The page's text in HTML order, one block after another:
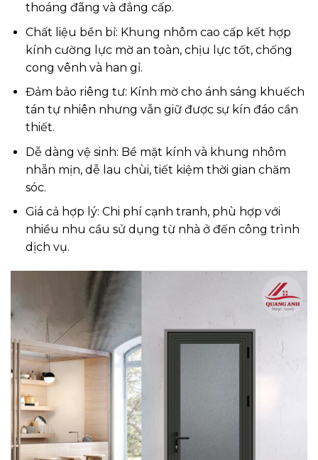
thoáng đãng và đẳng cấp.
Chất liệu bền bỉ: Khung nhôm cao cấp kết hợp
kính cường lực mờ an toàn, chịu lực tốt, chống
cong vênh và han gỉ.
Đảm bảo riêng tư: Kính mờ cho ánh sáng khuếch
tán tự nhiên nhưng vẫn giữ được sự kín đáo cần
thiết.
Dễ dàng vệ sinh: Bề mặt kính và khung nhôm
nhẵn mịn, dễ lau chùi, tiết kiệm thời gian chăm
sóc.
Giá cả hợp lý: Chi phí cạnh tranh, phù hợp với
nhiều nhu cầu sử dụng từ nhà ở đến công trình
dịch vụ.